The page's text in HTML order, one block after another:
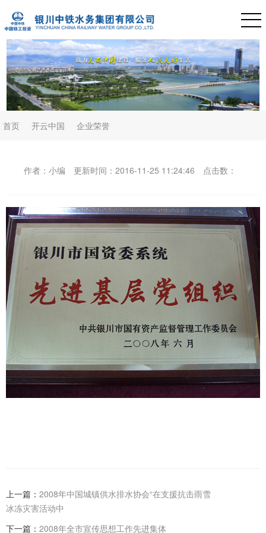
首页 开云中国 企业荣誉
作者：小编 更新时间：2016-11-25 11:24:46 点击数：
上一篇： 2008年中国城镇供水排水协会“在支援抗击雨雪
冰冻灾害活动中
下一篇： 2008年全市宣传思想工作先进集体